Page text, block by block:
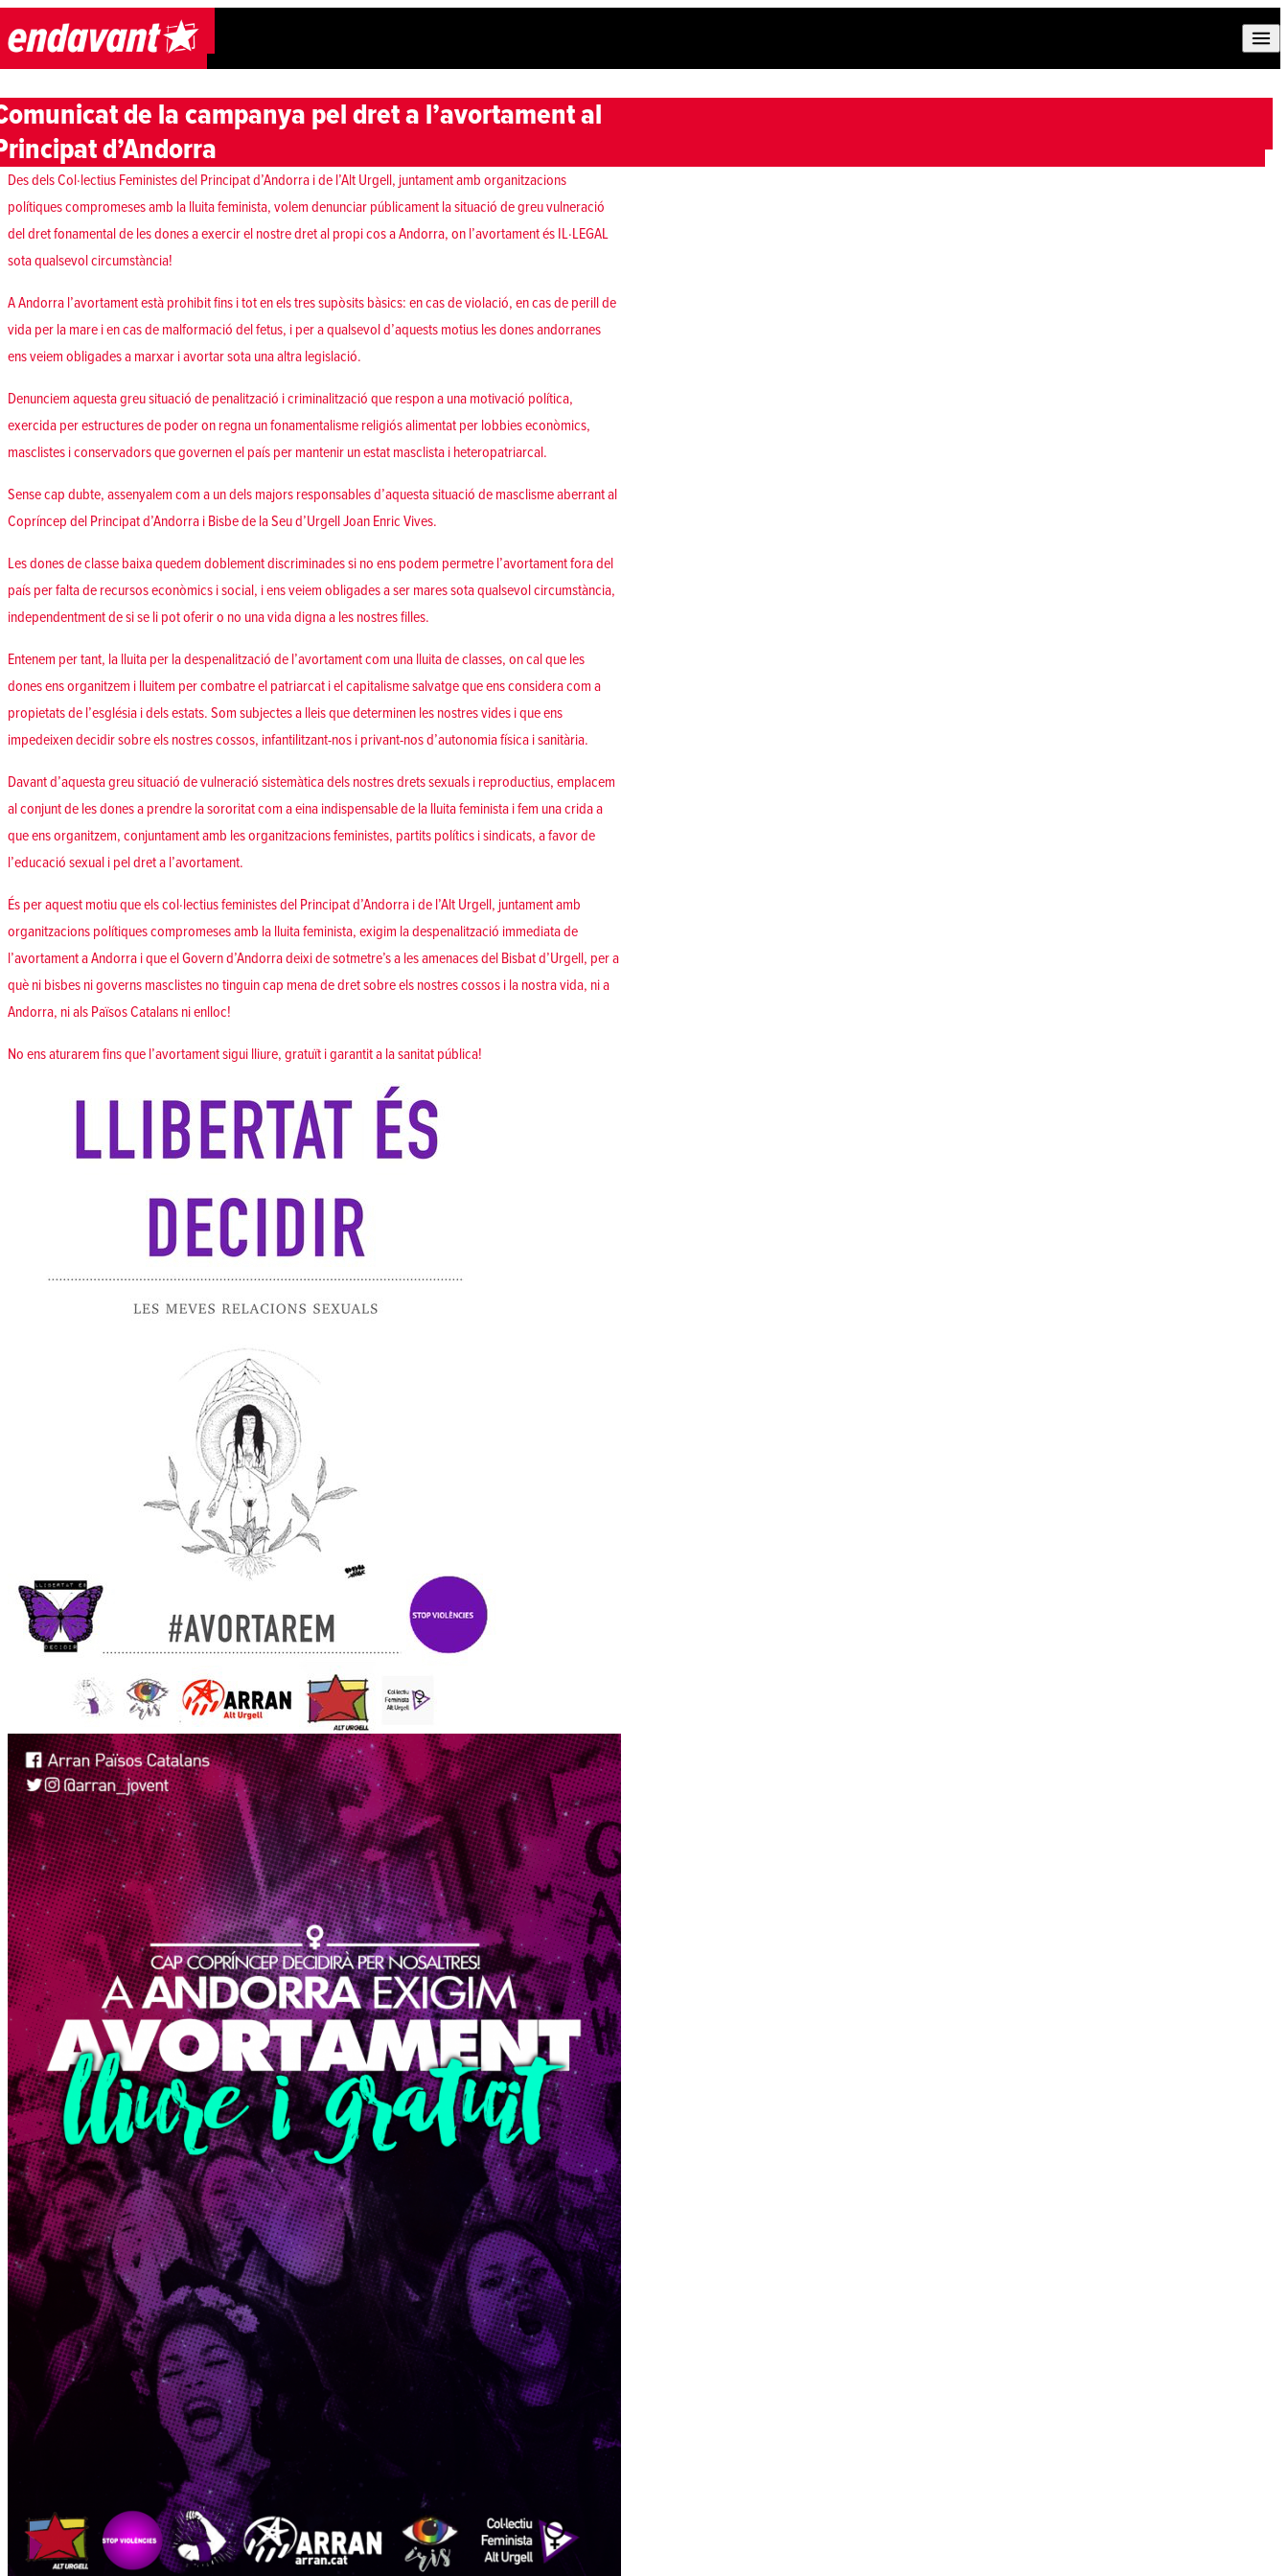
Skip to content
de la campanya pel dret a l’avortament al
d’Andorra
Des dels Col·lectius Feministes del Principat d’Andorra i de l’Alt Urgell, juntament amb organitzacions
polítiques compromeses amb la lluita feminista, volem denunciar públicament la situació de greu vulneració
del dret fonamental de les dones a exercir el nostre dret al propi cos a Andorra, on l’avortament és IL·LEGAL
sota qualsevol circumstància!
A Andorra l’avortament està prohibit fins i tot en els tres supòsits bàsics: en cas de violació, en cas de perill de
vida per la mare i en cas de malformació del fetus, i per a qualsevol d’aquests motius les dones andorranes
ens veiem obligades a marxar i avortar sota una altra legislació.
Denunciem aquesta greu situació de penalització i criminalització que respon a una motivació política,
exercida per estructures de poder on regna un fonamentalisme religiós alimentat per lobbies econòmics,
masclistes i conservadors que governen el país per mantenir un estat masclista i heteropatriarcal.
Sense cap dubte, assenyalem com a un dels majors responsables d’aquesta situació de masclisme aberrant al
Copríncep del Principat d’Andorra i Bisbe de la Seu d’Urgell Joan Enric Vives.
Les dones de classe baixa quedem doblement discriminades si no ens podem permetre l’avortament fora del
país per falta de recursos econòmics i social, i ens veiem obligades a ser mares sota qualsevol circumstància,
independentment de si se li pot oferir o no una vida digna a les nostres filles.
Entenem per tant, la lluita per la despenalització de l’avortament com una lluita de classes, on cal que les
dones ens organitzem i lluitem per combatre el patriarcat i el capitalisme salvatge que ens considera com a
propietats de l’església i dels estats. Som subjectes a lleis que determinen les nostres vides i que ens
impedeixen decidir sobre els nostres cossos, infantilitzant-nos i privant-nos d’autonomia física i sanitària.
Davant d’aquesta greu situació de vulneració sistemàtica dels nostres drets sexuals i reproductius, emplacem
al conjunt de les dones a prendre la sororitat com a eina indispensable de la lluita feminista i fem una crida a
que ens organitzem, conjuntament amb les organitzacions feministes, partits polítics i sindicats, a favor de
l’educació sexual i pel dret a l’avortament.
És per aquest motiu que els col·lectius feministes del Principat d’Andorra i de l’Alt Urgell, juntament amb
organitzacions polítiques compromeses amb la lluita feminista, exigim la despenalització immediata de
l’avortament a Andorra i que el Govern d’Andorra deixi de sotmetre’s a les amenaces del Bisbat d’Urgell, per a
què ni bisbes ni governs masclistes no tinguin cap mena de dret sobre els nostres cossos i la nostra vida, ni a
Andorra, ni als Països Catalans ni enlloc!
No ens aturarem fins que l’avortament sigui lliure, gratuït i garantit a la sanitat pública!